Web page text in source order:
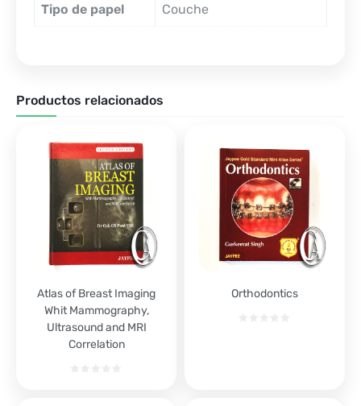
Tipo de papel Couche
Productos relacionados
Atlas of Breast Imaging
Whit Mammography,
Ultrasound and MRI
Correlation
Orthodontics